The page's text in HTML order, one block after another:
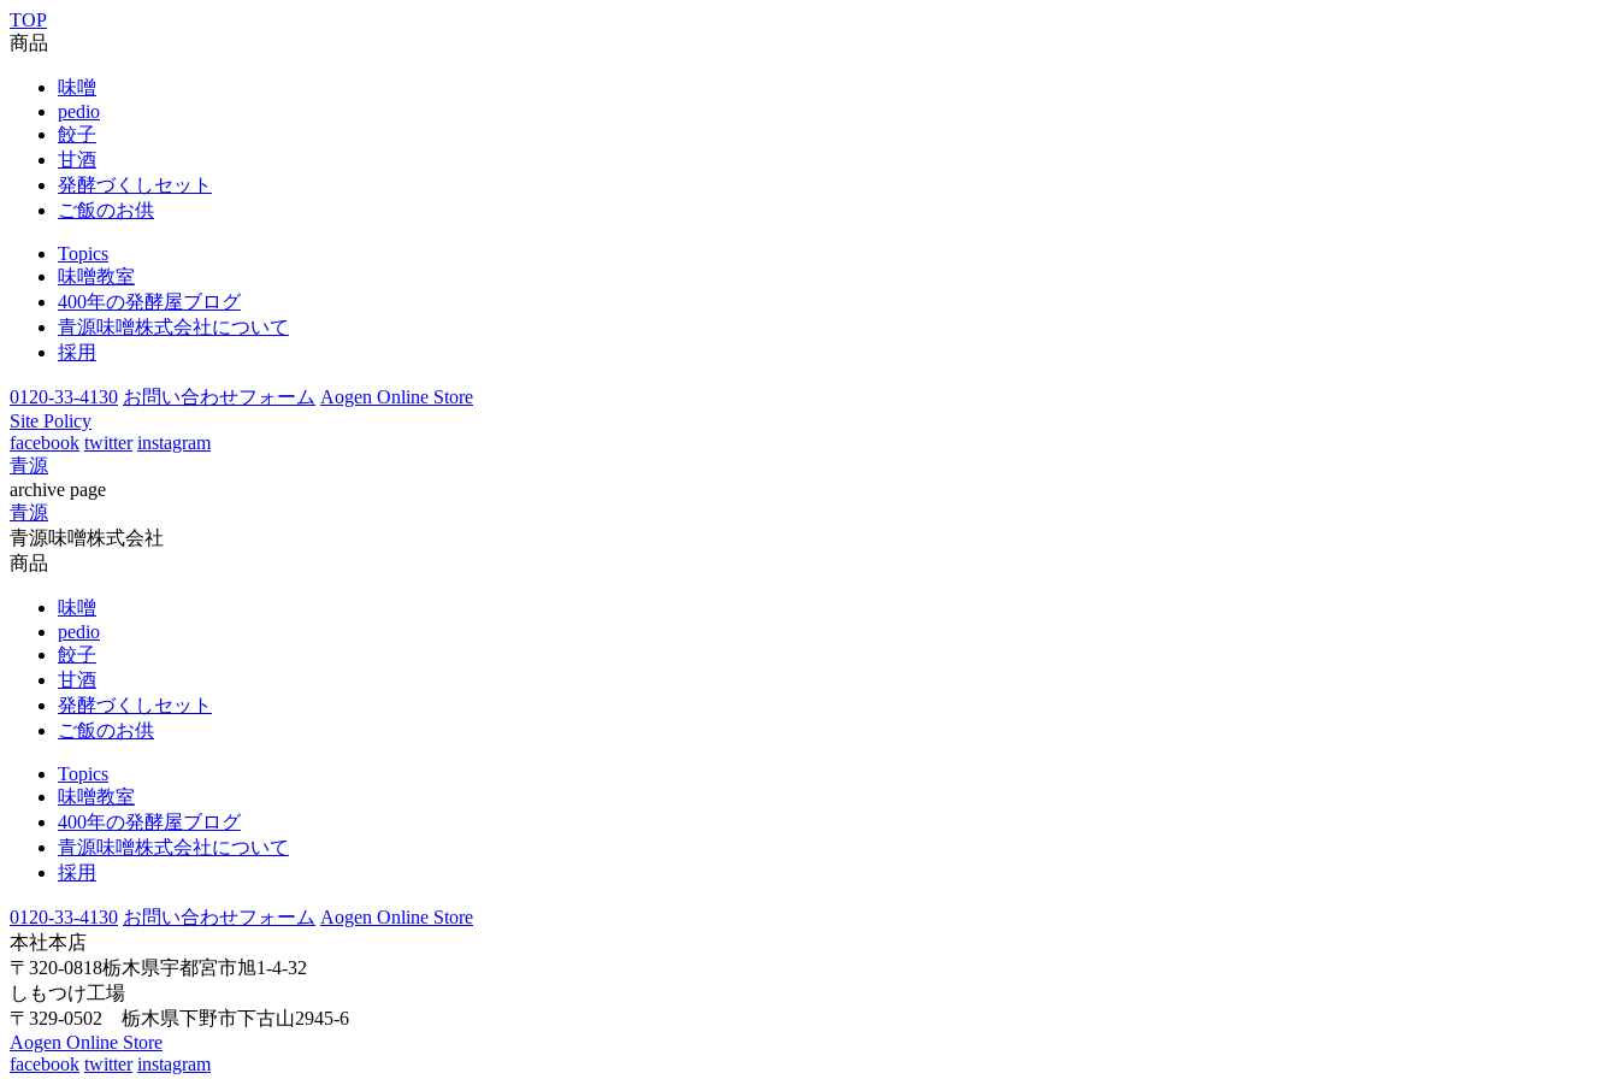
TOP
商品
味噌
pedio
餃子
甘酒
発酵づくしセット
ご飯のお供
Topics
味噌教室
400年の発酵屋ブログ
青源味噌株式会社について
採用
0120-33-4130 お問い合わせフォーム Aogen Online Store
Site Policy
facebook twitter instagram
青源
archive page
青源
青源味噌株式会社
商品
味噌
pedio
餃子
甘酒
発酵づくしセット
ご飯のお供
Topics
味噌教室
400年の発酵屋ブログ
青源味噌株式会社について
採用
0120-33-4130 お問い合わせフォーム Aogen Online Store
本社本店
〒320-0818栃木県宇都宮市旭1-4-32
しもつけ工場
〒329-0502 栃木県下野市下古山2945-6
Aogen Online Store
facebook twitter instagram